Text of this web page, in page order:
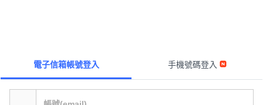
電子信箱帳號登入 手機號碼登入